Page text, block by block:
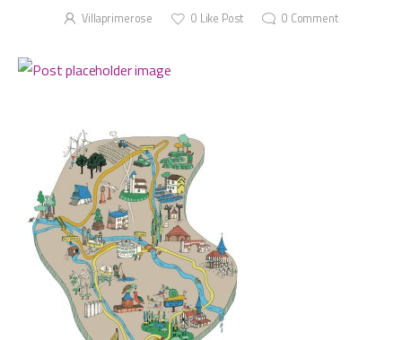
Villaprimerose 0 Like Post 0 Comment